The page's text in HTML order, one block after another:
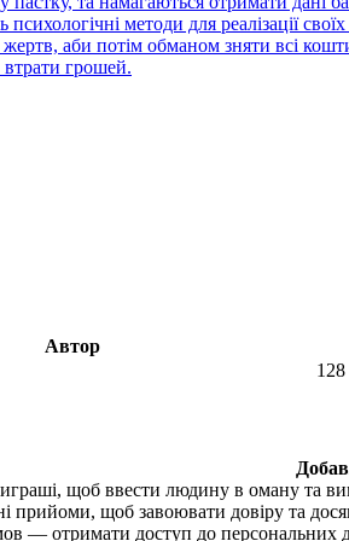
методи для реалізації
аби потім обманом зняти всі
втрати грошей.
Автор
128
щоб ввести людину в оману та
прийоми, щоб завоювати довіру та
— отримати доступ до